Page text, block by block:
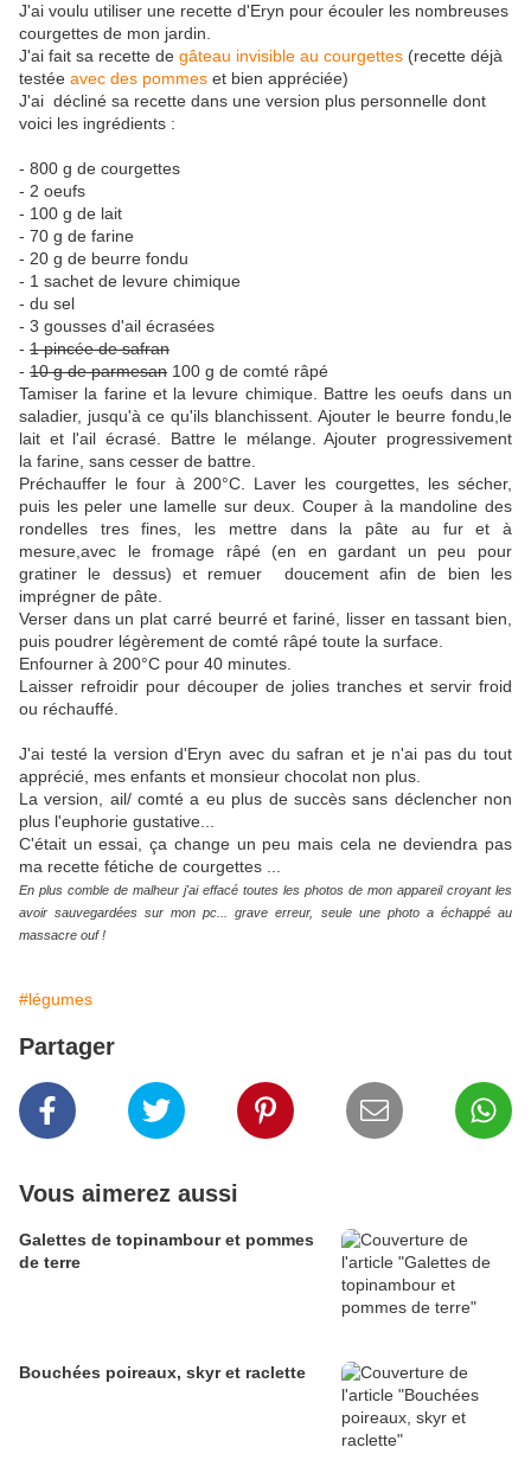
J'ai voulu utiliser une recette d'Eryn pour écouler les nombreuses
courgettes de mon jardin.
J'ai fait sa recette de gâteau invisible au courgettes (recette déjà
testée avec des pommes et bien appréciée)
J'ai décliné sa recette dans une version plus personnelle dont
voici les ingrédients :
- 800 g de courgettes
- 2 oeufs
- 100 g de lait
- 70 g de farine
- 20 g de beurre fondu
- 1 sachet de levure chimique
- du sel
- 3 gousses d'ail écrasées
- 1 pincée de safran
- 10 g de parmesan 100 g de comté râpé
Tamiser la farine et la levure chimique. Battre les oeufs dans un
saladier, jusqu'à ce qu'ils blanchissent. Ajouter le beurre fondu,le
lait et l'ail écrasé. Battre le mélange. Ajouter progressivement
la farine, sans cesser de battre.
Préchauffer le four à 200°C. Laver les courgettes, les sécher,
puis les peler une lamelle sur deux. Couper à la mandoline des
rondelles tres fines, les mettre dans la pâte au fur et à
mesure,avec le fromage râpé (en en gardant un peu pour
gratiner le dessus) et remuer doucement afin de bien les
imprégner de pâte.
Verser dans un plat carré beurré et fariné, lisser en tassant bien,
puis poudrer légèrement de comté râpé toute la surface.
Enfourner à 200°C pour 40 minutes.
Laisser refroidir pour découper de jolies tranches et servir froid
ou réchauffé.
J'ai testé la version d'Eryn avec du safran et je n'ai pas du tout
apprécié, mes enfants et monsieur chocolat non plus.
La version, ail/ comté a eu plus de succès sans déclencher non
plus l'euphorie gustative...
C'était un essai, ça change un peu mais cela ne deviendra pas
ma recette fétiche de courgettes ...
En plus comble de malheur j'ai effacé toutes les photos de mon appareil croyant les
avoir sauvegardées sur mon pc... grave erreur, seule une photo a échappé au
massacre ouf !
#légumes
Partager
Vous aimerez aussi
Galettes de topinambour et pommes
de terre
Bouchées poireaux, skyr et raclette